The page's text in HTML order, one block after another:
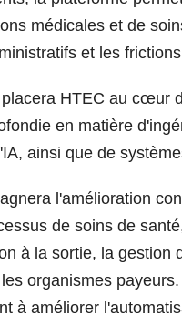
médicales et de
et les
HTEC au cœur
en matière
ainsi que de
l'amélioration
de soins de
à la sortie, la gestion
organismes
à améliorer